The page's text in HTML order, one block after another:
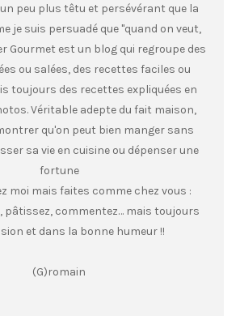
peu plus têtu et persévérant que la
je suis persuadé que "quand on veut,
Gourmet est un blog qui regroupe des
ou salées, des recettes faciles ou
toujours des recettes expliquées en
Véritable adepte du fait maison,
qu'on peut bien manger sans
sa vie en cuisine ou dépenser une
fortune
moi mais faites comme chez vous :
pâtissez, commentez… mais toujours
et dans la bonne humeur !!
(G)romain